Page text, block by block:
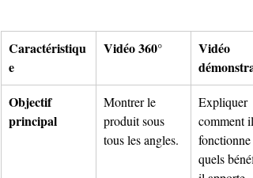
Caractéristiqu
e
Vidéo 360°
Vidéo
Objectif
principal
Montrer le
produit sous
tous les angles.
Expliquer
comment il
fonctionne
quels